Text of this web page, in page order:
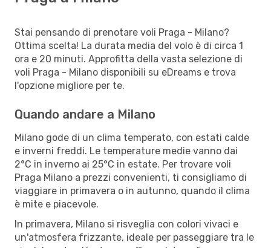
Stai pensando di prenotare voli Praga - Milano?
Ottima scelta! La durata media del volo è di circa 1
ora e 20 minuti. Approfitta della vasta selezione di
voli Praga - Milano disponibili su eDreams e trova
l'opzione migliore per te.
Quando andare a Milano
Milano gode di un clima temperato, con estati calde
e inverni freddi. Le temperature medie vanno dai
2°C in inverno ai 25°C in estate. Per trovare voli
Praga Milano a prezzi convenienti, ti consigliamo di
viaggiare in primavera o in autunno, quando il clima
è mite e piacevole.
In primavera, Milano si risveglia con colori vivaci e
un'atmosfera frizzante, ideale per passeggiare tra le